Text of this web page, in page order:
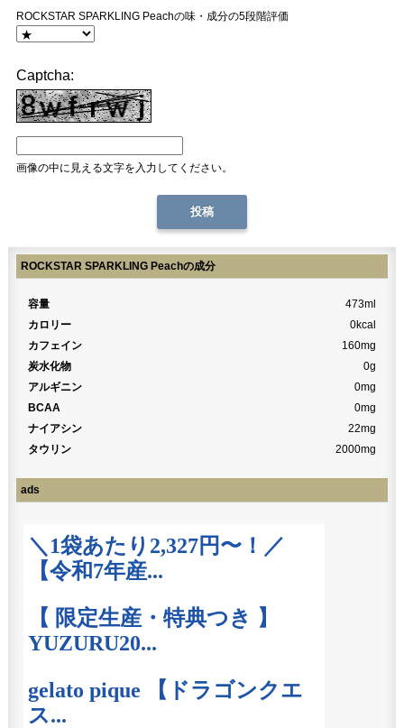
ROCKSTAR SPARKLING Peachの味・成分の5段階評価
Captcha:
画像の中に見える文字を入力してください。
ROCKSTAR SPARKLING Peachの成分
容量
473ml
カロリー
0kcal
カフェイン
160mg
炭水化物
0g
アルギニン
0mg
BCAA
0mg
ナイアシン
22mg
タウリン
2000mg
ads